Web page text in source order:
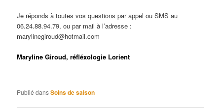
Je réponds à toutes vos questions par appel ou SMS au
06.24.88.94.79, ou par mail à l’adresse :
marylinegiroud@hotmail.com
Maryline Giroud, réfléxologie Lorient
Publié dansSoins de saison